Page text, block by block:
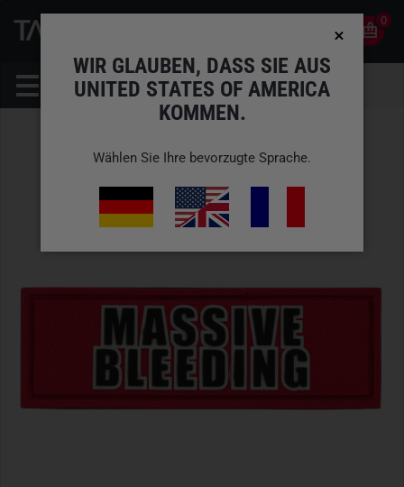
0
WIR GLAUBEN, DASS SIE AUS
UNITED STATES OF AMERICA
KOMMEN.
Wählen Sie Ihre bevorzugte Sprache.